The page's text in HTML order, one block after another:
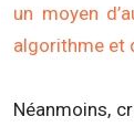
un moyen
algorithme et
Néanmoins,